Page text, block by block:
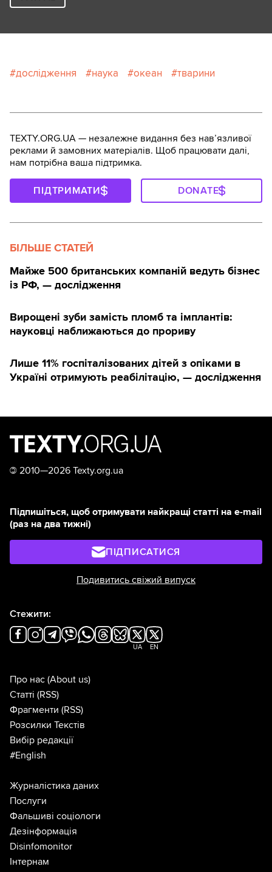
дослідження наука океан тварини
TEXTY.ORG.UA — незалежне видання без навʼязливої
реклами й замовних матеріалів. Щоб працювати далі,
нам потрібна ваша підтримка.
ПІДТРИМАТИ DONATE
БІЛЬШЕ СТАТЕЙ
Майже 500 британських компаній ведуть бізнес
із РФ, — дослідження
Вирощені зуби замість пломб та імплантів:
науковці наближаються до прориву
Лише 11% госпіталізованих дітей з опіками в
Україні отримують реабілітацію, — дослідження
© 2010—2026 Texty.org.ua
Підпишіться, щоб отримувати найкращі статті на e-mail
(раз на два тижні)
ПІДПИСАТИСЯ
Подивитись свіжий випуск
Стежити:
UA EN
Про нас (About us)
Статті (RSS)
Фрагменти (RSS)
Розсилки Текстів
Вибір редакції
#English
Журналістика даних
Послуги
Фальшиві соціологи
Дезінформація
Disinfomonitor
Інтернам